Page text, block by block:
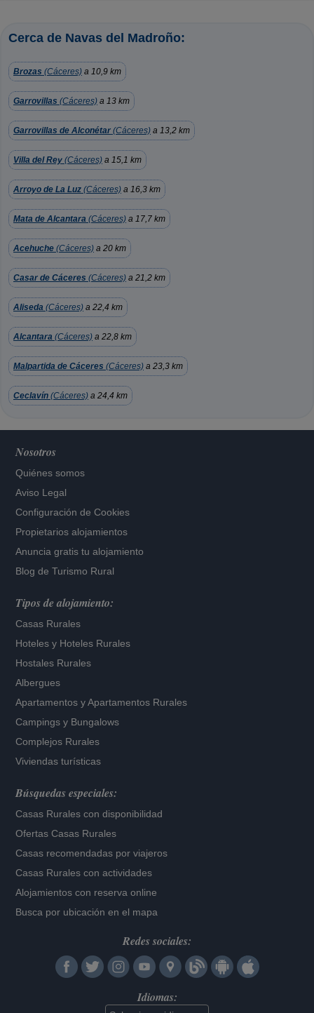
Cerca de Navas del Madroño:
Brozas (Cáceres) a 10,9 km
Garrovillas (Cáceres) a 13 km
Garrovillas de Alconétar (Cáceres) a 13,2 km
Villa del Rey (Cáceres) a 15,1 km
Arroyo de La Luz (Cáceres) a 16,3 km
Mata de Alcantara (Cáceres) a 17,7 km
Acehuche (Cáceres) a 20 km
Casar de Cáceres (Cáceres) a 21,2 km
Aliseda (Cáceres) a 22,4 km
Alcantara (Cáceres) a 22,8 km
Malpartida de Cáceres (Cáceres) a 23,3 km
Ceclavín (Cáceres) a 24,4 km
Nosotros
Quiénes somos
Aviso Legal
Configuración de Cookies
Propietarios alojamientos
Anuncia gratis tu alojamiento
Blog de Turismo Rural
Tipos de alojamiento:
Casas Rurales
Hoteles y Hoteles Rurales
Hostales Rurales
Albergues
Apartamentos yApartamentos Rurales
Campings y Bungalows
Complejos Rurales
Viviendas turísticas
Búsquedas especiales:
Casas Rurales con disponibilidad
Ofertas Casas Rurales
Casas recomendadas por viajeros
Casas Rurales con actividades
Alojamientos con reserva online
Busca por ubicación en el mapa
Redes sociales:
Idiomas: